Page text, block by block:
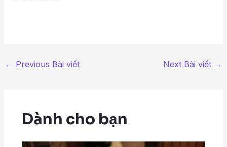
← Previous Bài viết Next Bài viết →
Dành cho bạn